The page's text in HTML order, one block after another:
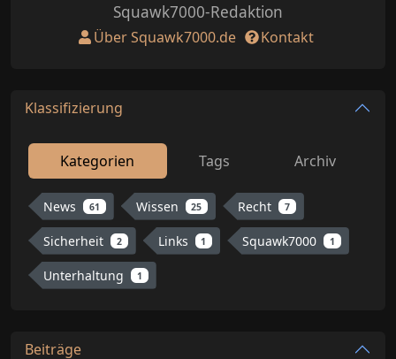
Squawk7000-Redaktion
Über Squawk7000.de Kontakt
Klassifizierung
Kategorien Tags Archiv
News 61 Wissen 25 Recht 7
Sicherheit 2 Links 1 Squawk7000 1
Unterhaltung 1
Beiträge